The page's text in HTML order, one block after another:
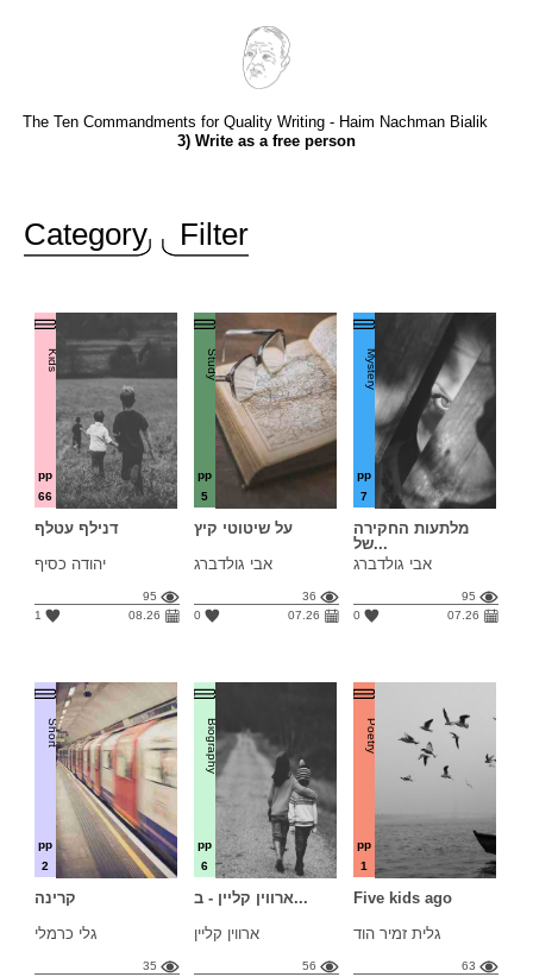
The Ten Commandments for Quality Writing - Haim Nachman Bialik
3) Write as a free person
Category Filter
Kids
pp
66
דנילף עטלף
יהודה כסיף
95
08.26
1
Study
pp
5
על שיטוטי קיץ
אבי גולדברג
36
07.26
0
Mystery
pp
7
מלתעות החקירה
של...
אבי גולדברג
95
07.26
0
Short
pp
2
קרינה
גלי כרמלי
35
Biography
pp
6
ארווין קליין - ב...
ארווין קליין
56
Poetry
pp
1
Five kids ago
גלית זמיר הוד
63